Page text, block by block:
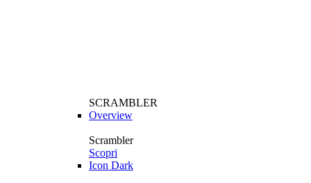
SCRAMBLER
Overview
Scrambler
Scopri
Icon Dark